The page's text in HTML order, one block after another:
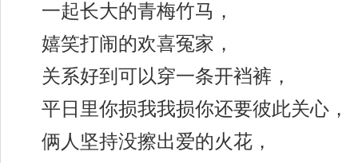
一起长大的青梅竹马，
嬉笑打闹的欢喜冤家，
关系好到可以穿一条开裆裤，
平日里你损我我损你还要彼此关心，
俩人坚持没擦出爱的火花，